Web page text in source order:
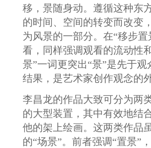
移，景随身动。遵循这种东
的时间、空间的转变而改变
为风景的一部分。在“移步
看，同样强调观看的流动性
景”一词更突出“景”是先于
结果，是艺术家创作观念的
李昌龙的作品大致可分为两
的大型装置，其中有效地结
他的架上绘画。这两类作品
的“场景”。前者强调“置景”